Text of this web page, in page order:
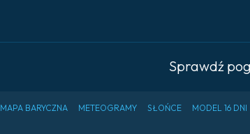
Sprawdź
MAPA BARYCZNA METEOGRAMY SŁOŃCE MODEL 16 DNI